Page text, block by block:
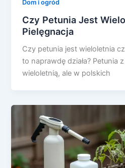
Dom i ogród
Czy Petunia Jest
Pielęgnacja
Czy petunia jest wieloletnia
to naprawdę działa? Petunia
wieloletnią, ale w polskich